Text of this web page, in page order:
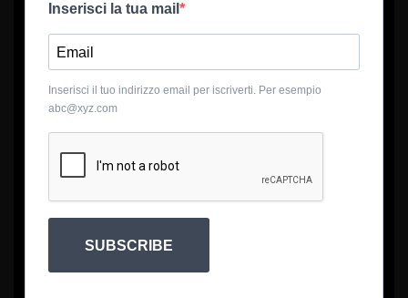
Inserisci la tua mail
Inserisci il tuo indirizzo email per iscriverti. Per esempio
abc@xyz.com
SUBSCRIBE